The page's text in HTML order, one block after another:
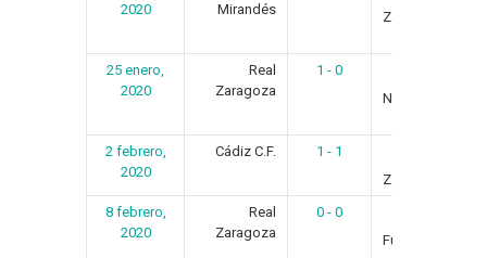
2020
Mirandés
Zaragoza
25 enero,
2020
Real
Zaragoza
1 - 0
Numancia
2 febrero,
2020
Cádiz C.F. 1 - 1
Zaragoza
8 febrero,
2020
Real
Zaragoza
0 - 0
Fuenlabrada